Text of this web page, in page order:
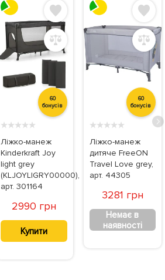
60
бонусів
★★★★★
Ліжко-манеж
Kinderkraft Joy
light grey
(KLJOYLIGRY00000),
арт. 301164
2990 грн
Купити
60
бонусів
★★★★★
Ліжко-манеж
дитяче FreeON
Travel Love grey,
арт. 44305
3281 грн
Немає в
наявності